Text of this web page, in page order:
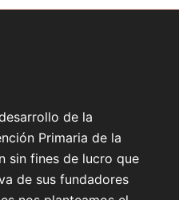
de la
Primaria de la
sin fines de lucro que
de sus fundadores